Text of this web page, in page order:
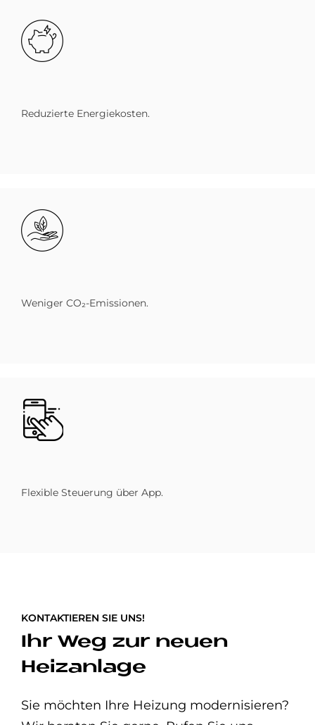
Bild
Reduzierte Energiekosten.
Bild
Weniger CO₂-Emissionen.
Bild
Flexible Steuerung über App.
KONTAKTIEREN SIE UNS!
Ihr Weg zur neuen
Heizanlage
Sie möchten Ihre Heizung modernisieren?